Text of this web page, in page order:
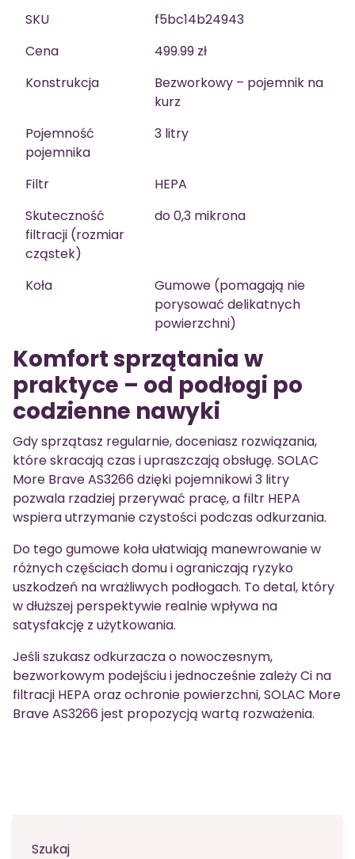
SKU
f5bc14b24943
Cena
499.99 zł
Konstrukcja
Bezworkowy – pojemnik na
kurz
Pojemność
pojemnika
3 litry
Filtr
HEPA
Skuteczność
filtracji (rozmiar
cząstek)
do 0,3 mikrona
Koła
Gumowe (pomagają nie
porysować delikatnych
powierzchni)
Komfort sprzątania w
praktyce – od podłogi po
codzienne nawyki
Gdy sprzątasz regularnie, doceniasz rozwiązania,
które skracają czas i upraszczają obsługę. SOLAC
More Brave AS3266 dzięki pojemnikowi 3 litry
pozwala rzadziej przerywać pracę, a filtr HEPA
wspiera utrzymanie czystości podczas odkurzania.
Do tego gumowe koła ułatwiają manewrowanie w
różnych częściach domu i ograniczają ryzyko
uszkodzeń na wrażliwych podłogach. To detal, który
w dłuższej perspektywie realnie wpływa na
satysfakcję z użytkowania.
Jeśli szukasz odkurzacza o nowoczesnym,
bezworkowym podejściu i jednocześnie zależy Ci na
filtracji HEPA oraz ochronie powierzchni, SOLAC More
Brave AS3266 jest propozycją wartą rozważenia.
Szukaj